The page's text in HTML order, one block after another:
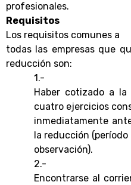
profesionales.
Requisitos
Los requisitos comunes a
todas las empresas que
reducción son:
1.-
Haber cotizado a
cuatro ejercicios
inmediatamente
la reducción (período
observación).
2.-
Encontrarse al